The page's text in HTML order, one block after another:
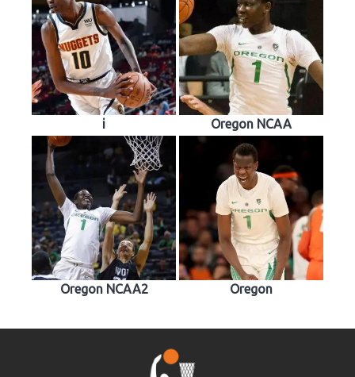
i Oregon NCAA
Oregon NCAA2 Oregon